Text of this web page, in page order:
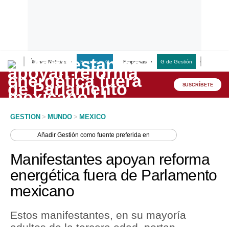
Últimas Noticias Empresas G Empresas G de Gestión
Lo último
Peru Quiosco
Economía
Mercados
SUSCRÍBETE
GESTION > MUNDO > MEXICO
AñadirGestión como fuente preferida en
Manifestantes apoyan reforma
energética fuera de Parlamento
mexicano
Estos manifestantes, en su mayoría